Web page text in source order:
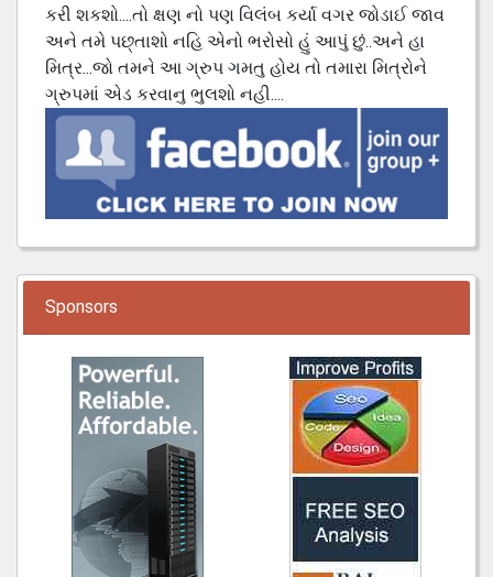
કરી શકશો....તો ક્ષણ નો પણ વિલંબ કર્યા વગર જોડાઈ જાવ
અને તમે પછ્તાશો નહિ એનો ભરોસો હું આપું છું..અને હા
મિત્ર...જો તમને આ ગ્રુપ ગમતુ હોય તો તમારા મિત્રોને
ગ્રુપમાં એડ કરવાનુ ભુલશો નહી....
Sponsors